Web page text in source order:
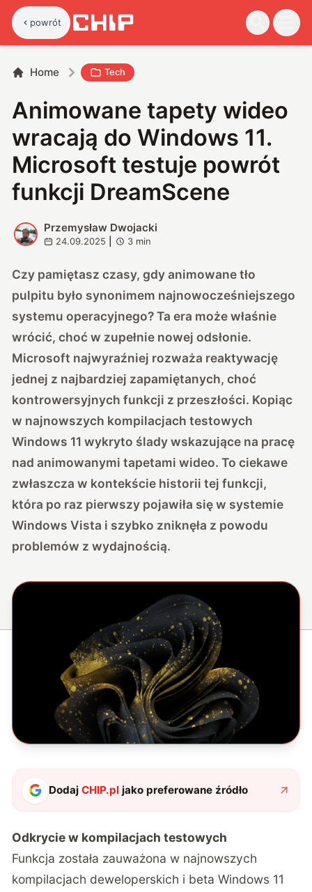
powrót
Home Tech
Animowane tapety wideo
wracają do Windows 11.
Microsoft testuje powrót
funkcji DreamScene
P
Przemysław Dwojacki
24.09.2025 3 min
Czy pamiętasz czasy, gdy animowane tło
pulpitu było synonimem najnowocześniejszego
systemu operacyjnego? Ta era może właśnie
wrócić, choć w zupełnie nowej odsłonie.
Microsoft najwyraźniej rozważa reaktywację
jednej z najbardziej zapamiętanych, choć
kontrowersyjnych funkcji z przeszłości. Kopiąc
w najnowszych kompilacjach testowych
Windows 11 wykryto ślady wskazujące na pracę
nad animowanymi tapetami wideo. To ciekawe
zwłaszcza w kontekście historii tej funkcji,
która po raz pierwszy pojawiła się w systemie
Windows Vista i szybko zniknęła z powodu
problemów z wydajnością.
DodajCHIP.pl jako preferowane źródło
Odkrycie w kompilacjach testowych
Funkcja została zauważona w najnowszych
kompilacjach deweloperskich i beta Windows 11